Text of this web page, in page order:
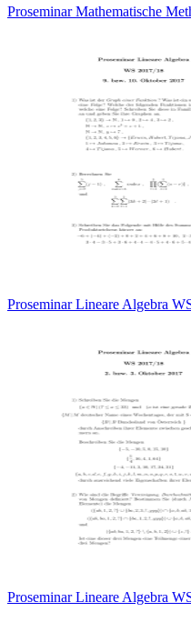
Proseminar Mathematische
Proseminar Lineare Algebra
Proseminar Lineare Algebra